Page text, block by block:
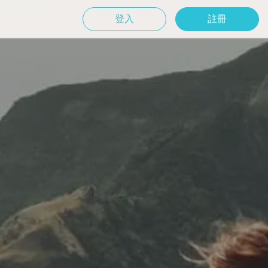
登入 註冊